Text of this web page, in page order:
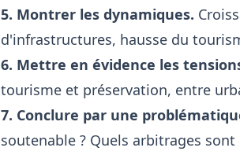
5. Montrer les dynamiques.
d'infrastructures, hausse du
6. Mettre en évidence les
tourisme et préservation, entre
7. Conclure par une
soutenable ? Quels arbitrages sont